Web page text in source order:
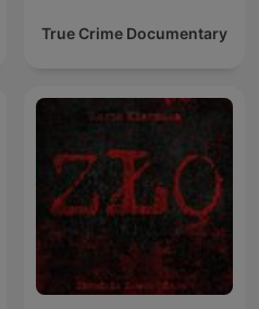
True Crime Documentary